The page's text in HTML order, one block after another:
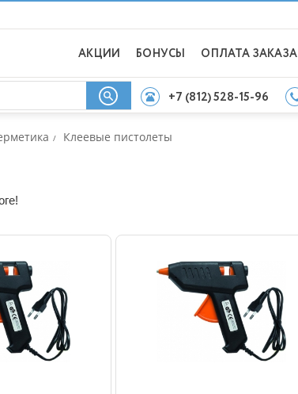
АКЦИИ БОНУСЫ ОПЛАТА ЗАКАЗА
+7 (812) 528-15-96
/ Клеевые пистолеты